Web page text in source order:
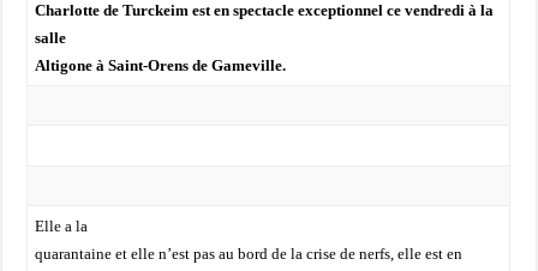
Charlotte de Turckeim est en spectacle exceptionnel ce vendredi à la
salle
Altigone à Saint-Orens de Gameville.
Elle a la
quarantaine et elle n’est pas au bord de la crise de nerfs, elle est en